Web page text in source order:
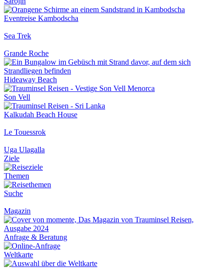
Eventreise Kambodscha
Sea Trek
Grande Roche
Hideaway Beach
Son Vell
Kalkudah Beach House
Le Touessrok
Uga Ulagalla
Ziele
Themen
Suche
Magazin
Anfrage & Beratung
Weltkarte